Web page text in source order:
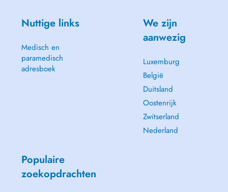
Nuttige links
Medisch en
paramedisch
adresboek
We zijn
aanwezig
Luxemburg
België
Duitsland
Oostenrijk
Zwitserland
Nederland
Populaire
zoekopdrachten